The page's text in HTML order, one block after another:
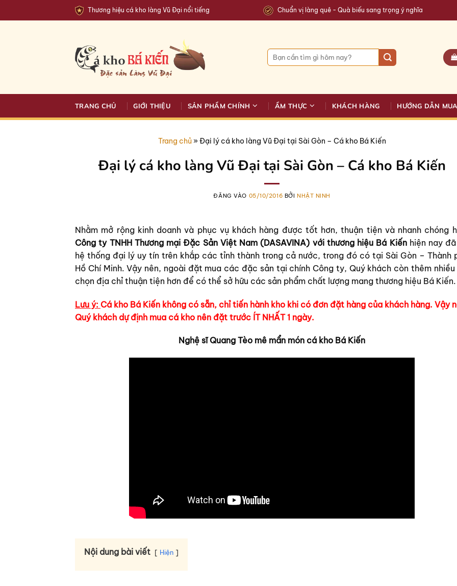
qua
Thương hiệu cá kho làng Vũ Đại nổi tiếng Chuẩn vị làng quê - Quà biếu sang trọng ý nghĩa
Tìm
kiếm:
TRANG CHỦ GIỚI THIỆU SẢN PHẨM CHÍNH ẨM THỰC KHÁCH HÀNG HƯỚNG DẪN
Trang chủ»Đại lý cá kho làng Vũ Đại tại Sài Gòn – Cá kho Bá Kiến
Đại lý cá kho làng Vũ Đại tại Sài Gòn – Cá kho Bá Kiến
ĐĂNG VÀO 05/10/2016 BỞI NHẬT NINH
Nhằm mở rộng kinh doanh và phục vụ khách hàng được tốt hơn, thuận tiện và nhanh chóng
Công ty TNHH Thương mại Đặc Sản Việt Nam (DASAVINA) với thương hiệu Bá Kiếnhiện nay
hệ thống đại lý uy tín trên khắp các tỉnh thành trong cả nước, trong đó có tại Sài Gòn – Thành
Hồ Chí Minh. Vậy nên, ngoài đặt mua các đặc sản tại chính Công ty, Quý khách còn thêm nhiều
chọn địa chỉ thuận tiện hơn để có thể sở hữu các sản phẩm chất lượng mang thương hiệu Bá Kiến.
Lưu ý: Cá kho Bá Kiến không có sẵn, chỉ tiến hành kho khi có đơn đặt hàng của khách hàng. Vậy
Quý khách dự định mua cá kho nên đặt trước ÍT NHẤT 1 ngày.
Nghệ sĩ Quang Tèo mê mẩn món cá kho Bá Kiến
Nội dung bài viết Hiện